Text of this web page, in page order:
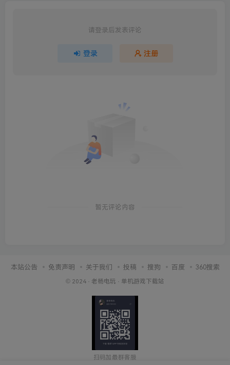
请登录后发表评论
登录 注册
暂无评论内容
本站公告 免责声明 关于我们 投稿 搜狗 百度 360搜索
© 2024 · 老杨电玩 · 单机游戏下载站
扫码加最群客服